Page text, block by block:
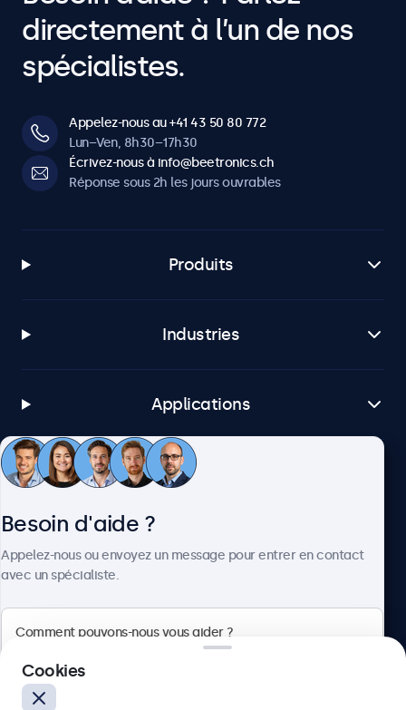
directement à l’un de nos
spécialistes.
Appelez-nous au +41 43 50 80 772
Lun–Ven, 8h30–17h30
Écrivez-nous à info@beetronics.ch
Réponse sous 2h les jours ouvrables
Produits
Industries
Applications
Service client
Besoin d'aide ?
Appelez-nous ou envoyez un message pour entrer en contact
avec un spécialiste.
Cookies